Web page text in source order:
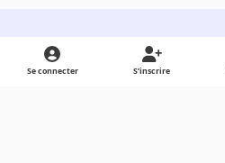
Light ModeDark ModeSystem Preference
Se connecter S’inscrire